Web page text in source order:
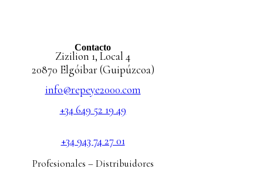
Contacto
Zizilion 1, Local 4
20870 Elgóibar (Guipúzcoa)
info@repeye2000.com
+34 649 52 19 49
+34 943 74 27 01
Profesionales – Distribuidores